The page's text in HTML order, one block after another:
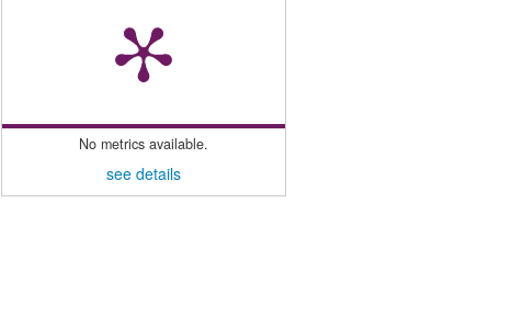
No metrics available.
see details